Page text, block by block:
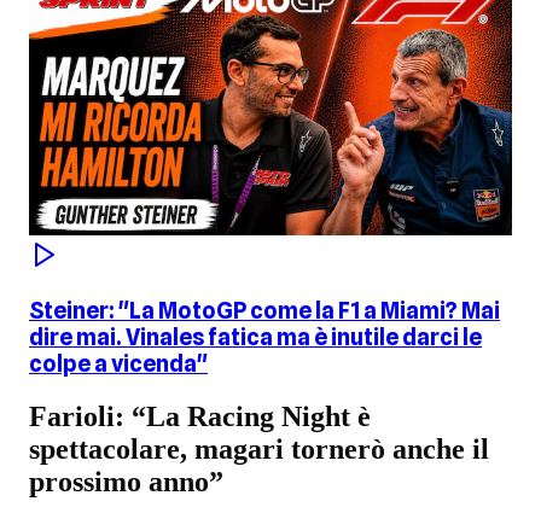
Steiner: "La MotoGP come la F1 a Miami? Mai
dire mai. Vinales fatica ma è inutile darci le
colpe a vicenda"
Farioli: “La Racing Night è
spettacolare, magari tornerò anche il
prossimo anno”